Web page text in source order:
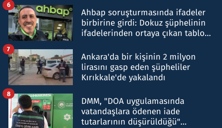
Ahbap soruşturmasında ifadeler
birbirine girdi: Dokuz şüphelinin
ifadelerinden ortaya çıkan tablo
6
Ankara'da bir kişinin 2 milyon
lirasını gasp eden şüpheliler
Kırıkkale'de yakalandı
7
DMM, "DOA uygulamasında
vatandaşlara ödenen iade
tutarlarının düşürüldüğü"
8